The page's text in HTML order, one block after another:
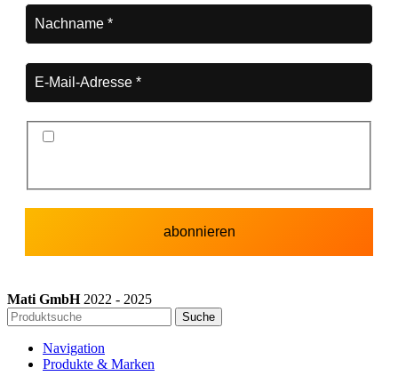
Mati GmbH 2022 - 2025
Suche
Navigation
Produkte & Marken